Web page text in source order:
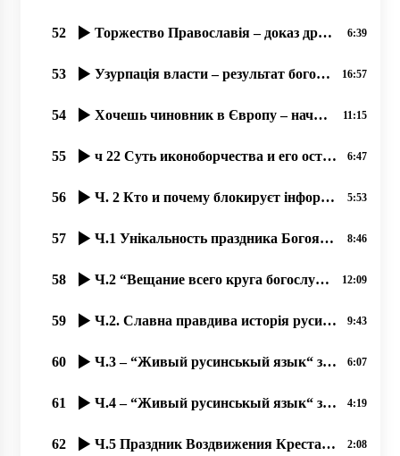
52 Торжество Православія – доказ древности вҍры и вҍрности древнім рҍшеніям. 6:39
53 Узурпація власти – результат богоборчества, 16.09.2020 прот. Димитрий Сидор 16:57
54 Хочешь чиновник в Європу – начинай уважати права русинов! 30.01.2020 11:15
55 ч 22 Суть иконоборчества и его остатки на Западе 17.10.2020. прот. Димитрий Сидор 6:47
56 Ч. 2 Кто и почему блокируєт інформацію о православных Ужгорода؟ 5:53
57 Ч.1 Унікальность праздника Богоявленія-2020 в Ужгороді на Уж-Иордані. 8:46
58 Ч.2 “Вещание всего круга богослужений во время карантина“, 18.09.2020 прот. Димитрий Сидор 12:09
59 Ч.2. Славна правдива исторія русинов! 9:43
60 Ч.3 – “Живый русинськый язык“ з Оленов Копинець-Барта од 14.11.2019 6:07
61 Ч.4 – “Живый русинськый язык“ з Оленов Копинець-Барта од 15.11.2019 4:19
62 Ч.5 Праздник Воздвижения Креста Господня – любимый праздник наших людей 23.09.2020, прот. Д. Сидор 2:08